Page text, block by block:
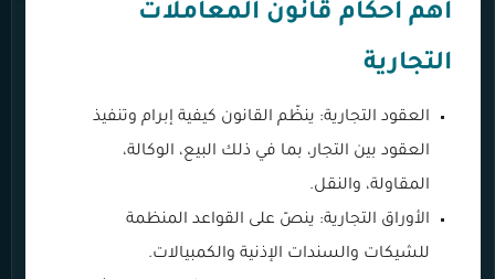
أهم أحكام قانون المعاملات
التجارية
العقود التجارية: ينظّم القانون كيفية إبرام وتنفيذ
العقود بين التجار، بما في ذلك البيع، الوكالة،
المقاولة، والنقل.
الأوراق التجارية: ينصّ على القواعد المنظمة
للشيكات والسندات الإذنية والكمبيالات.